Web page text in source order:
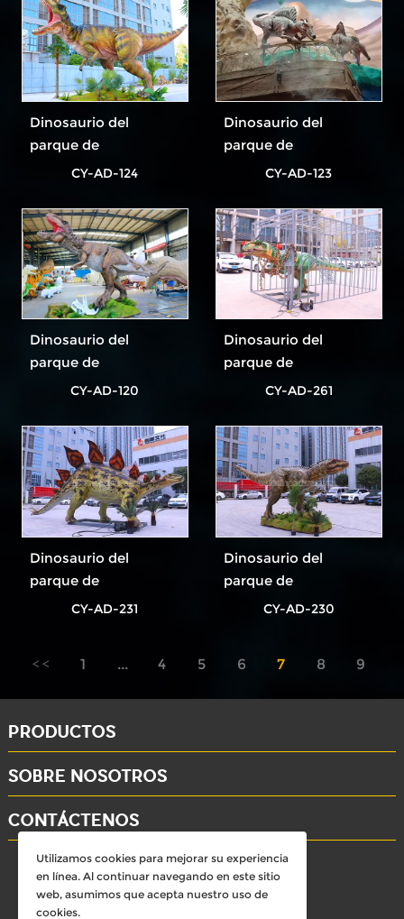
Utilizamos cookies para mejorar su experiencia
en línea. Al continuar navegando en este sitio
web, asumimos que acepta nuestro uso de
cookies.
Dinosaurio del
parque de
atracciones más
CY-AD-124
Dinosaurio del
parque de
atracciones más
CY-AD-123
Dinosaurio del
parque de
atracciones más
CY-AD-120
Dinosaurio del
parque de
atracciones más
CY-AD-261
Dinosaurio del
parque de
atracciones más
CY-AD-231
Dinosaurio del
parque de
atracciones más
CY-AD-230
1 ... 4 5 6 7 8
9
10
... 11
PRODUCTOS
SOBRE NOSOTROS
CONTÁCTENOS
whatsapp: +86-15284804802
Email: david@dinosaursell.com